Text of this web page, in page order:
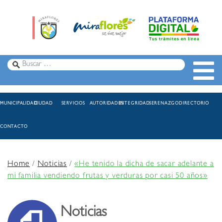
MUNICIPALIDADCIUDAD SERVICIOS AUTORIDADESINTEGRIDADSERENAZGODIRECTORIO
CONTACTO
Home/Noticias /«He tenido la dicha de sacar adelante a
mi familia vendiendo frutas y verduras por casi 50 años»
Noticias